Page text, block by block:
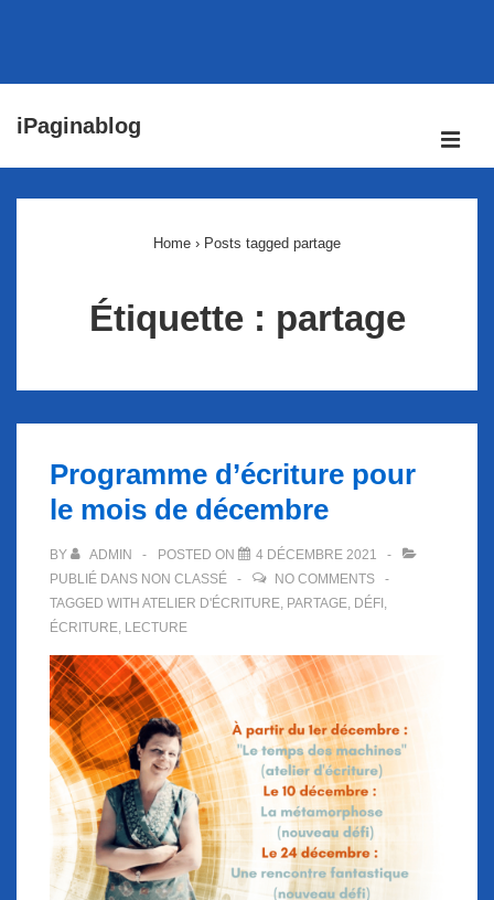
passer
iPaginablog
Home › Posts tagged partage
Étiquette : partage
Programme d’écriture pour
le mois de décembre
BY ADMIN POSTED ON
4 DÉCEMBRE 2021
PUBLIÉ DANS NON CLASSÉ
NO COMMENTS
TAGGED WITH ATELIER D'ÉCRITURE, PARTAGE, DÉFI ,
ÉCRITURE, LECTURE